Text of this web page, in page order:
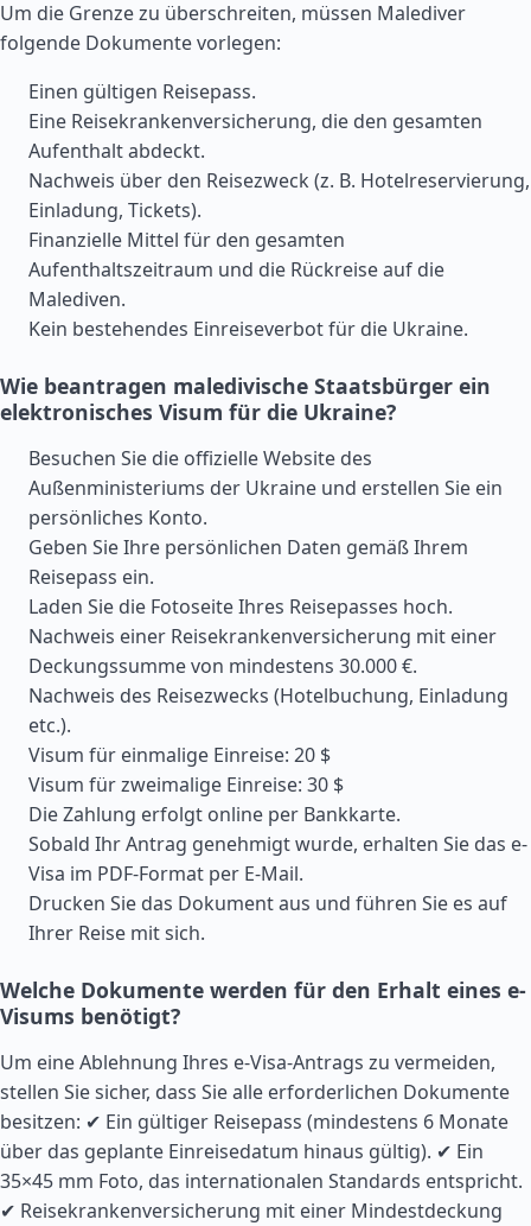
Um die Grenze zu überschreiten, müssen Malediver
folgende Dokumente vorlegen:
Einen gültigen Reisepass.
Eine Reisekrankenversicherung, die den gesamten
Aufenthalt abdeckt.
Nachweis über den Reisezweck (z. B. Hotelreservierung,
Einladung, Tickets).
Finanzielle Mittel für den gesamten
Aufenthaltszeitraum und die Rückreise auf die
Malediven.
Kein bestehendes Einreiseverbot für die Ukraine.
Wie beantragen maledivische Staatsbürger ein
elektronisches Visum für die Ukraine?
Besuchen Sie die offizielle Website des
Außenministeriums der Ukraine und erstellen Sie ein
persönliches Konto.
Geben Sie Ihre persönlichen Daten gemäß Ihrem
Reisepass ein.
Laden Sie die Fotoseite Ihres Reisepasses hoch.
Nachweis einer Reisekrankenversicherung mit einer
Deckungssumme von mindestens 30.000 €.
Nachweis des Reisezwecks (Hotelbuchung, Einladung
etc.).
Visum für einmalige Einreise: 20 $
Visum für zweimalige Einreise: 30 $
Die Zahlung erfolgt online per Bankkarte.
Sobald Ihr Antrag genehmigt wurde, erhalten Sie das e-
Visa im PDF-Format per E-Mail.
Drucken Sie das Dokument aus und führen Sie es auf
Ihrer Reise mit sich.
Welche Dokumente werden für den Erhalt eines e-
Visums benötigt?
Um eine Ablehnung Ihres e-Visa-Antrags zu vermeiden,
stellen Sie sicher, dass Sie alle erforderlichen Dokumente
besitzen: ✔ Ein gültiger Reisepass (mindestens 6 Monate
über das geplante Einreisedatum hinaus gültig). ✔ Ein
35×45 mm Foto, das internationalen Standards entspricht.
✔ Reisekrankenversicherung mit einer Mindestdeckung